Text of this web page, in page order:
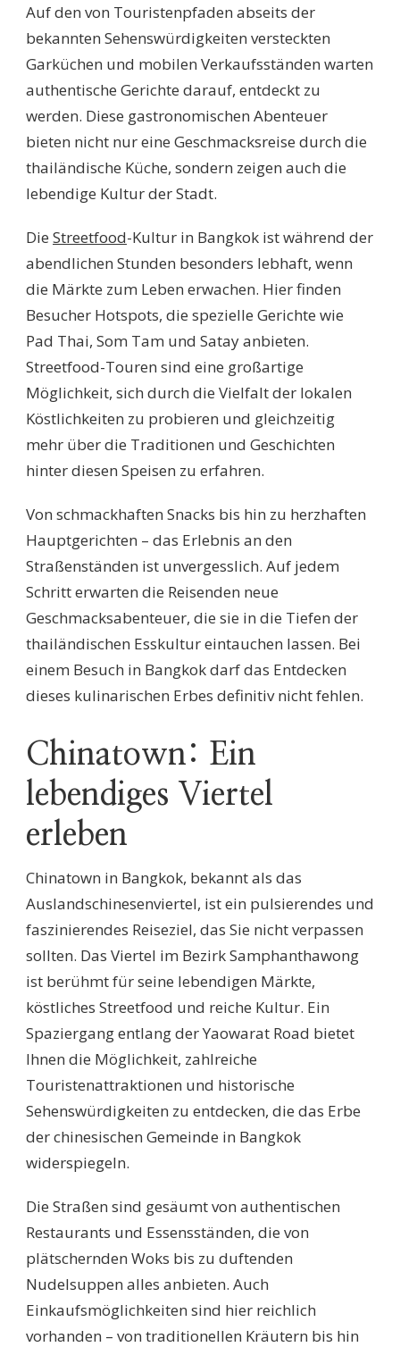
Auf den von Touristenpfaden abseits der
bekannten Sehenswürdigkeiten versteckten
Garküchen und mobilen Verkaufsständen warten
authentische Gerichte darauf, entdeckt zu
werden. Diese gastronomischen Abenteuer
bieten nicht nur eine Geschmacksreise durch die
thailändische Küche, sondern zeigen auch die
lebendige Kultur der Stadt.
Die Streetfood-Kultur in Bangkok ist während der
abendlichen Stunden besonders lebhaft, wenn
die Märkte zum Leben erwachen. Hier finden
Besucher Hotspots, die spezielle Gerichte wie
Pad Thai, Som Tam und Satay anbieten.
Streetfood-Touren sind eine großartige
Möglichkeit, sich durch die Vielfalt der lokalen
Köstlichkeiten zu probieren und gleichzeitig
mehr über die Traditionen und Geschichten
hinter diesen Speisen zu erfahren.
Von schmackhaften Snacks bis hin zu herzhaften
Hauptgerichten – das Erlebnis an den
Straßenständen ist unvergesslich. Auf jedem
Schritt erwarten die Reisenden neue
Geschmacksabenteuer, die sie in die Tiefen der
thailändischen Esskultur eintauchen lassen. Bei
einem Besuch in Bangkok darf das Entdecken
dieses kulinarischen Erbes definitiv nicht fehlen.
Chinatown: Ein
lebendiges Viertel
erleben
Chinatown in Bangkok, bekannt als das
Auslandschinesenviertel, ist ein pulsierendes und
faszinierendes Reiseziel, das Sie nicht verpassen
sollten. Das Viertel im Bezirk Samphanthawong
ist berühmt für seine lebendigen Märkte,
köstliches Streetfood und reiche Kultur. Ein
Spaziergang entlang der Yaowarat Road bietet
Ihnen die Möglichkeit, zahlreiche
Touristenattraktionen und historische
Sehenswürdigkeiten zu entdecken, die das Erbe
der chinesischen Gemeinde in Bangkok
widerspiegeln.
Die Straßen sind gesäumt von authentischen
Restaurants und Essensständen, die von
plätschernden Woks bis zu duftenden
Nudelsuppen alles anbieten. Auch
Einkaufsmöglichkeiten sind hier reichlich
vorhanden – von traditionellen Kräutern bis hin